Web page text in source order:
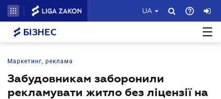
UA
БІЗНЕС
Маркетинг, реклама
Забудовникам заборонили
рекламувати житло без ліцензії на